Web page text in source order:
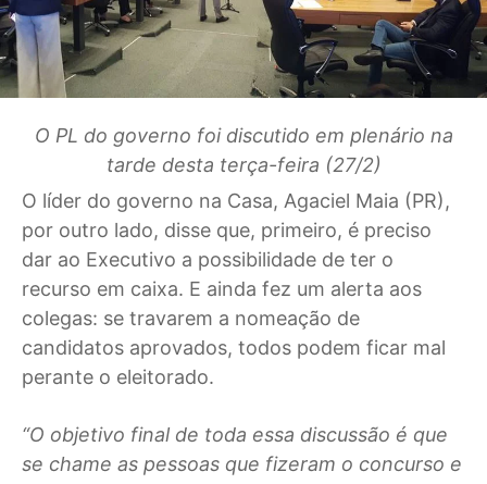
O PL do governo foi discutido em plenário na
tarde desta terça-feira (27/2)
O líder do governo na Casa, Agaciel Maia (PR),
por outro lado, disse que, primeiro, é preciso
dar ao Executivo a possibilidade de ter o
recurso em caixa. E ainda fez um alerta aos
colegas: se travarem a nomeação de
candidatos aprovados, todos podem ficar mal
perante o eleitorado.
“O objetivo final de toda essa discussão é que
se chame as pessoas que fizeram o concurso e